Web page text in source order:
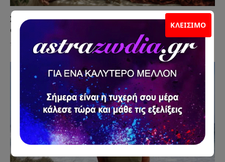
ΚΛΕΊΣΙΜΟ
Σκέφτεται Γάμο Μαζί σου ή Απλώς Δεν Θέλει να
σε Χάσει;
15 Ιουλίου 2026